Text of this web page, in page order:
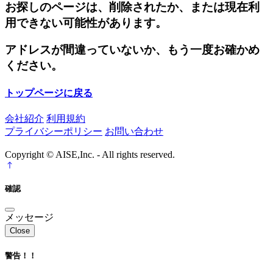
お探しのページは、削除されたか、または現在利
用できない可能性があります。
アドレスが間違っていないか、もう一度お確かめ
ください。
トップページに戻る
会社紹介 利用規約
プライバシーポリシー お問い合わせ
Copyright © AISE,Inc. - All rights reserved.
確認
メッセージ
Close
警告！！